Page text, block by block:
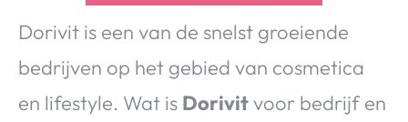
VALERIE'S CHOICE
Food & Drinks Health & Beauty Gadgets
Huis & Tuin
Dorivit is een van de snelst groeiende
bedrijven op het gebied van cosmetica
en lifestyle. Wat is Dorivitvoor bedrijf en